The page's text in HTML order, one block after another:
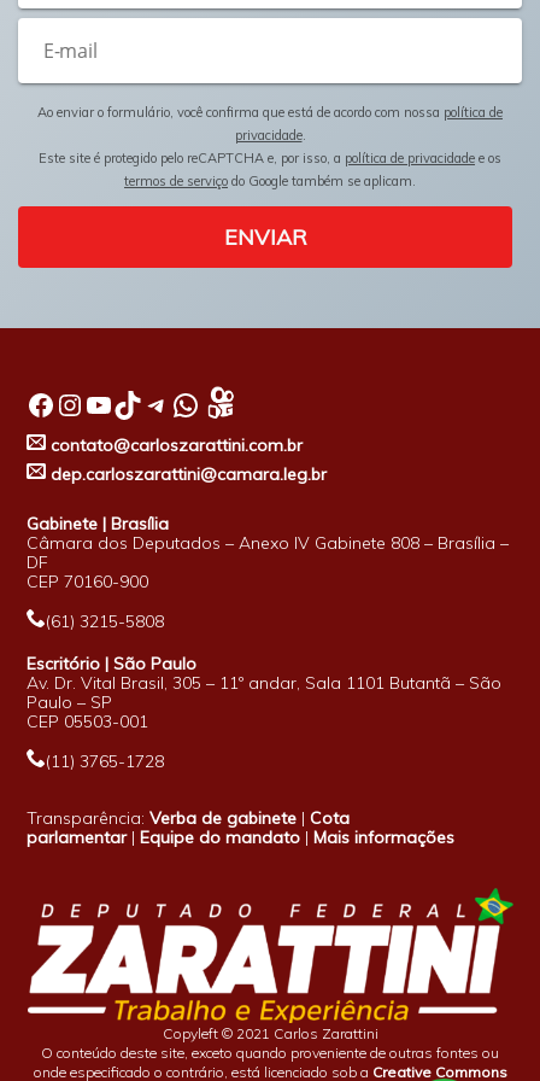
Ao enviar o formulário, você confirma que está de acordo com nossa política de
privacidade.
Este site é protegido pelo reCAPTCHA e, por isso, a política de privacidade e os
termos de serviço do Google também se aplicam.
ENVIAR
Facebook InstagramYoutube TikTok Telegram WhatsApp
contato@carloszarattini.com.br
dep.carloszarattini@camara.leg.br
Gabinete | Brasília
Câmara dos Deputados – Anexo IV Gabinete 808 – Brasília –
DF
CEP 70160-900
(61) 3215-5808
Escritório | São Paulo
Av. Dr. Vital Brasil, 305 – 11º andar, Sala 1101 Butantã – São
Paulo – SP
CEP 05503-001
(11) 3765-1728
Transparência:Verba de gabinete |Cota
parlamentar|Equipe do mandato |Mais informações
Copyleft © 2021 Carlos Zarattini
O conteúdo deste site, exceto quando proveniente de outras fontes ou
onde especificado o contrário, está licenciado sob a Creative Commons